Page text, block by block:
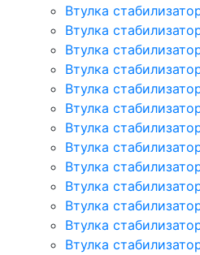
Втулка
Втулка
Втулка
Втулка
Втулка
Втулка
Втулка
Втулка
Втулка
Втулка
Втулка
Втулка
Втулка